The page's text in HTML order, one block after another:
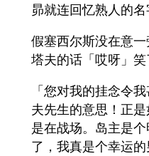
昴就连回忆熟人的名
假塞西尔斯没在意
塔夫的话「哎呀」笑
「您对我的挂念令
夫先生的意思！正
是在战场。岛主是
了，我真是个幸运的